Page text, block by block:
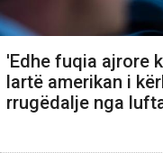
'Edhe fuqia ajrore
lartë amerikan i
rrugëdalje nga